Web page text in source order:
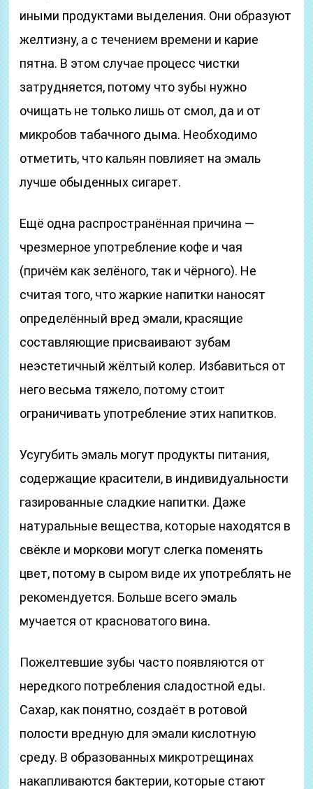
иными продуктами выделения. Они образуют
желтизну, а с течением времени и карие
пятна. В этом случае процесс чистки
затрудняется, потому что зубы нужно
очищать не только лишь от смол, да и от
микробов табачного дыма. Необходимо
отметить, что кальян повлияет на эмаль
лучше обыденных сигарет.
Ещё одна распространённая причина —
чрезмерное употребление кофе и чая
(причём как зелёного, так и чёрного). Не
считая того, что жаркие напитки наносят
определённый вред эмали, красящие
составляющие присваивают зубам
неэстетичный жёлтый колер. Избавиться от
него весьма тяжело, потому стоит
ограничивать употребление этих напитков.
Усугубить эмаль могут продукты питания,
содержащие красители, в индивидуальности
газированные сладкие напитки. Даже
натуральные вещества, которые находятся в
свёкле и моркови могут слегка поменять
цвет, потому в сыром виде их употреблять не
рекомендуется. Больше всего эмаль
мучается от красноватого вина.
Пожелтевшие зубы часто появляются от
нередкого потребления сладостной еды.
Сахар, как понятно, создаёт в ротовой
полости вредную для эмали кислотную
среду. В образованных микротрещинах
накапливаются бактерии, которые стают